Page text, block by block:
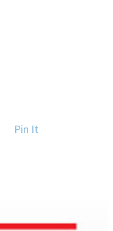
Pin It